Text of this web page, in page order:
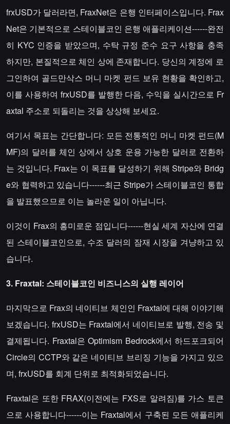
frxUSD가 달러라면, FraxNet은 은행 인터페이스입니다. Frax
Net은 기본적으로 스테이블코인 은행 애플리케이션------완전
히 KYC 인증을 받았으며, 수탁 규정 준수 요구 사항을 충족
하지만, 본질적으로 체인 상에 존재합니다. 당신의 계정에 로
그인하여 골드만삭스 머니 마켓 펀드 보유 현황을 확인하고,
이를 사용하여 frxUSD를 발행한 다음, 수익을 실시간으로 Fr
axtal 주소로 되돌리는 것을 상상해 보세요.
여기서 목표는 간단합니다: 모든 전통적인 머니 마켓 펀드(M
MF)의 달러를 체인 상에서 상호 운용 가능한 달러로 전환하
는 것입니다. Frax는 이 목표를 달성하기 위해 Stripe와 Bridg
e와 협력하고 있습니다------최근 Stripe가 스테이블코인 통합
을 발표했으므로 이는 놀라운 일이 아닙니다.
이것이 Frax의 흥미로운 점입니다------현실 세계 자산에 연결
된 스테이블코인으로, 수조 달러의 잠재 시장을 겨냥하고 있
습니다.
3. Fraxtal: 스테이블코인 비즈니스의 실행 레이어
마지막으로 Frax의 네이티브 체인인 Fraxtal에 대해 이야기해
보겠습니다. frxUSD는 Fraxtal에서 네이티브로 발행, 전송 및
결제됩니다. Fraxtal은 Optimism Bedrock에서 하드포크되어
Circle의 CCTP와 같은 네이티브 브리징 기능을 가지고 있으
며, frxUSD를 회계 단위로 최적화되었습니다.
Fraxtal은 또한 FRAX(이전에는 FXS로 알려짐)를 가스 토큰
으로 사용합니다------이는 Fraxtal에서 구축된 모든 애플리케